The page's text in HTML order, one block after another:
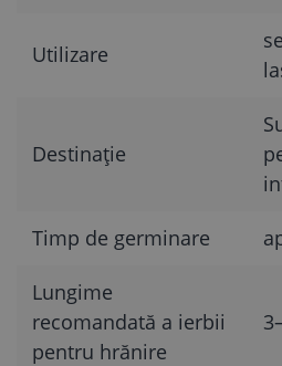
Utilizare
Destinație
Timp de germinare
Lungime
recomandată a ierbii
pentru hrănire